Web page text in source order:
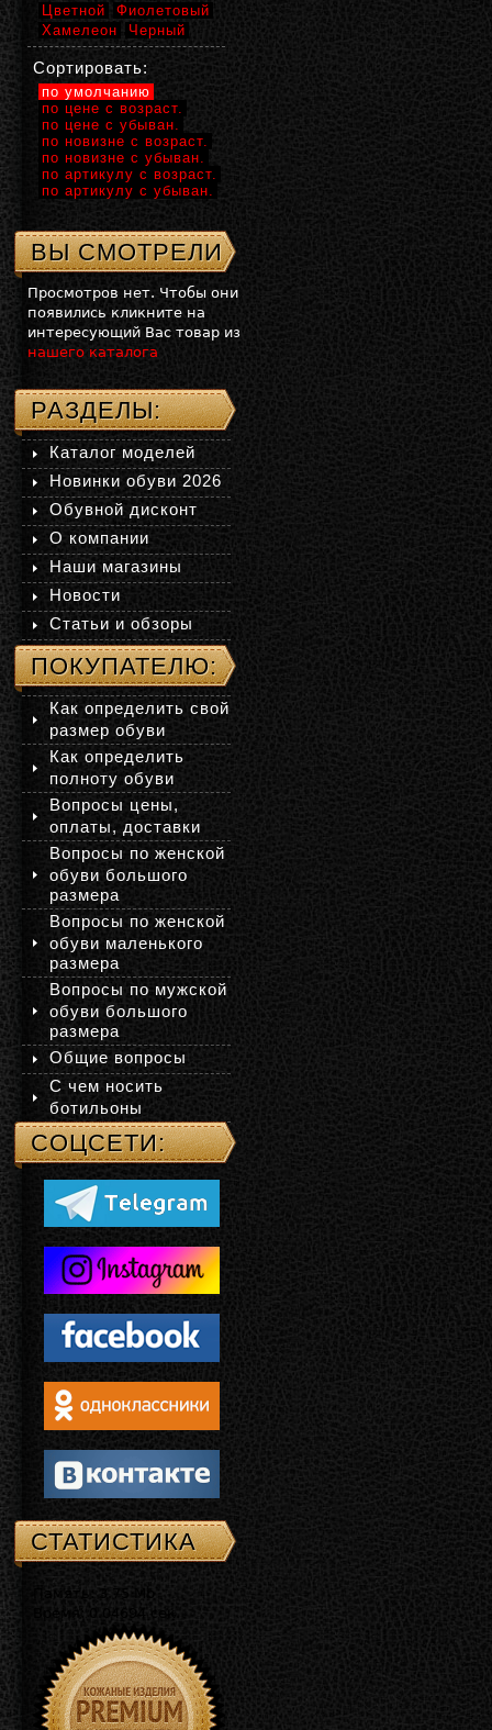
Цветной
Фиолетовый
Хамелеон
Черный
Сортировать:
по умолчанию
по цене с возраст.
по цене с убыван.
по новизне с возраст.
по новизне с убыван.
по артикулу с возраст.
по артикулу с убыван.
ВЫ СМОТРЕЛИ
Просмотров нет. Чтобы они
появились кликните на
интересующий Вас товар из
нашего каталога
РАЗДЕЛЫ:
Каталог моделей
Новинки обуви 2026
Обувной дисконт
О компании
Наши магазины
Новости
Статьи и обзоры
ПОКУПАТЕЛЮ:
Как определить свой
размер обуви
Как определить
полноту обуви
Вопросы цены,
оплаты, доставки
Вопросы по женской
обуви большого
размера
Вопросы по женской
обуви маленького
размера
Вопросы по мужской
обуви большого
размера
Общие вопросы
С чем носить
ботильоны
СОЦСЕТИ:
СТАТИСТИКА
Память: 3.75 Mb
Время: 0.04694 сек.